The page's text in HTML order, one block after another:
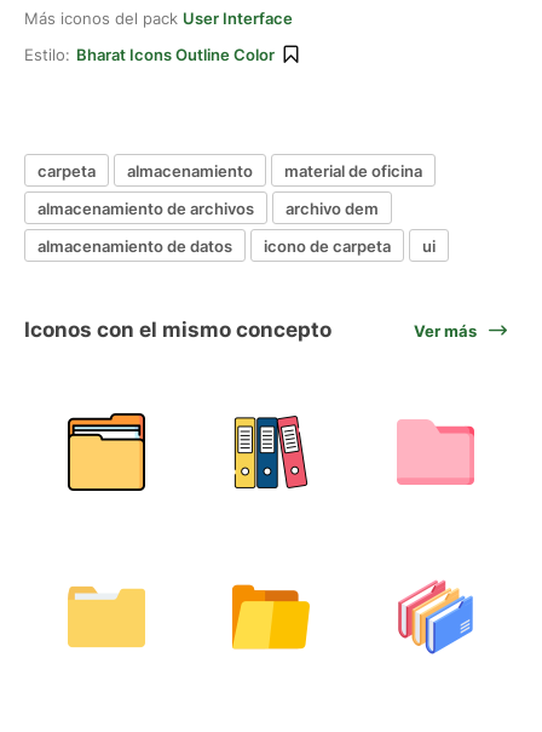
Más iconos del pack User Interface
Estilo: Bharat Icons Outline Color
carpeta almacenamiento
material de oficina
almacenamiento de archivos
archivo dem
almacenamiento de datos
icono de carpeta ui
Iconos con el mismo concepto Ver más